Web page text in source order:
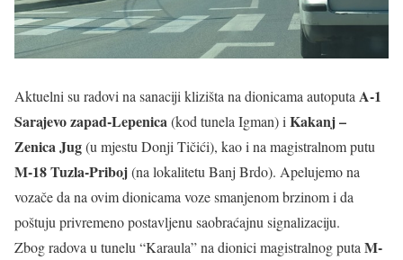
Aktuelni su radovi na sanaciji klizišta na dionicama autoputa A-1
Sarajevo zapad-Lepenica (kod tunela Igman) i Kakanj –
Zenica Jug(u mjestu Donji Tičići), kao i na magistralnom putu
M-18 Tuzla-Priboj(na lokalitetu Banj Brdo). Apelujemo na
vozače da na ovim dionicama voze smanjenom brzinom i da
poštuju privremeno postavljenu saobraćajnu signalizaciju.
Zbog radova u tunelu “Karaula” na dionici magistralnog puta M-